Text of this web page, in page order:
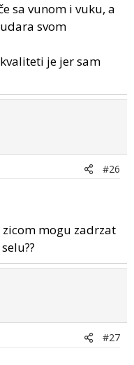
sa vunom i vuku, a
svom
je jer sam
#26
mogu zadrzat
#27